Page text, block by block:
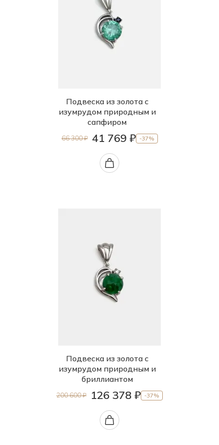
Подвеска из золота с
изумрудом природным и
сапфиром
66 300 ₽ 41 769 ₽ -37%
Подвеска из золота с
изумрудом природным и
бриллиантом
200 600 ₽ 126 378 ₽ -37%